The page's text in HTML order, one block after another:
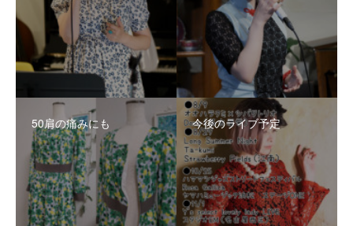
50肩の痛みにも 今後のライブ予定